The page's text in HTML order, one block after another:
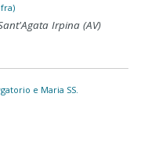
Irpina (AV)
e Maria SS.